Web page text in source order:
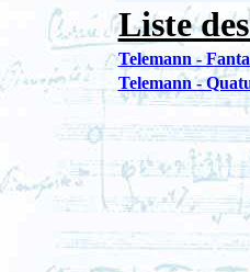
Liste
Telemann -
Telemann -